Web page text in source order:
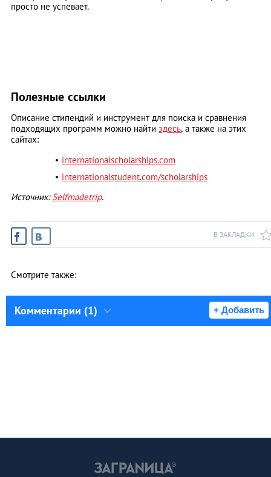
просто не успевает.
Полезные ссылки
Описание стипендий и инструмент для поиска и сравнения
подходящих программ можно найти здесь, а также на этих
сайтах:
internationalscholarships.com
internationalstudent.com/scholarships
Источник:Selfmadetrip.
В ЗАКЛАДКИ
Смотрите также:
Комментарии (1) + Добавить